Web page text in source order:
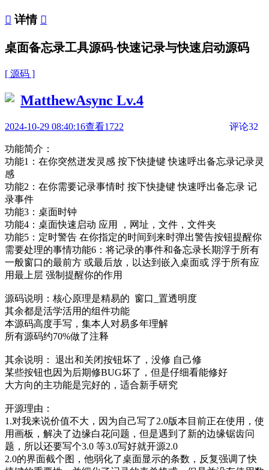
 详情 
桌面备忘录工具源码-快速记录与快速启动源码
[ 源码 ]
MatthewAsync Lv.4
2024-10-29 08:40:16查看1722 评论32
功能简介：
功能1：在你突然迸发灵感 按下快捷键 快速呼出备忘录记录灵
感
功能2：在你需要记录事情时 按下快捷键 快速呼出备忘录 记
录事件
功能3：桌面时钟
功能4：桌面快速启动 应用 ，网址，文件，文件夹
功能5：定时警告 在你指定的时间到来时弹出警告按钮提醒你
需要处理的事情功能6：将记录的事件和备忘录长期浮于所有
一般窗口的最前方 或最后放，以达到嵌入桌面或 浮于所有应
用最上层 强制提醒你的作用
源码说明：核心原理是精易的 窗口_置透明度
其余都是活学活用的组件功能
本源码高度手写，集本人对易多年理解
所有源码约70%做了注释
其余说明： 退出和关闭按钮坏了，没修 自己修
某些按钮也因为后期修BUG坏了，但是仔细看能修好
大方向的主功能是完好的，适合新手研究
开源理由：
1.对我来说价值不大，因为自己写了2.0版本目前正在使用，使
用画板，解决了边缘白花问题，但是遇到了新的边缘锯齿问
题，所以还要写个3.0 等3.0写好就开源2.0
2.0的界面截个图，他弱化了桌面显示的条数，反复强调了快